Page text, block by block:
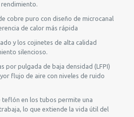
cobre puro con diseño de microcanal
de calor más rápida
y los cojinetes de alta calidad
silencioso.
por pulgada de baja densidad (LFPI)
flujo de aire con niveles de ruido
teflón en los tubos permite una
lo que extiende la vida útil del